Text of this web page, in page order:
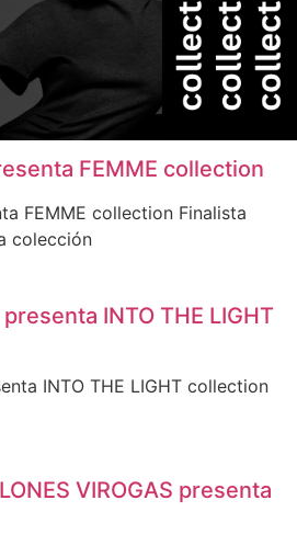
FEMME collection
FEMME collection Finalista
colección
INTO THE LIGHT
INTO THE LIGHT collection
VIROGAS presenta